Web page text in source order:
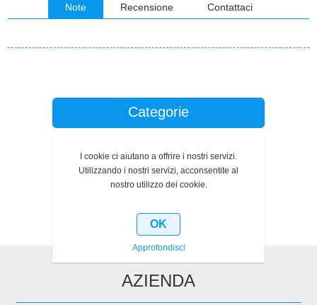
Note Recensione Contattaci
Categorie
Produttori
Ultimi prodotti visti
AZIENDA
I cookie ci aiutano a offrire i nostri servizi.
Utilizzando i nostri servizi, acconsentite al
nostro utilizzo dei cookie.
OK
Approfondisci